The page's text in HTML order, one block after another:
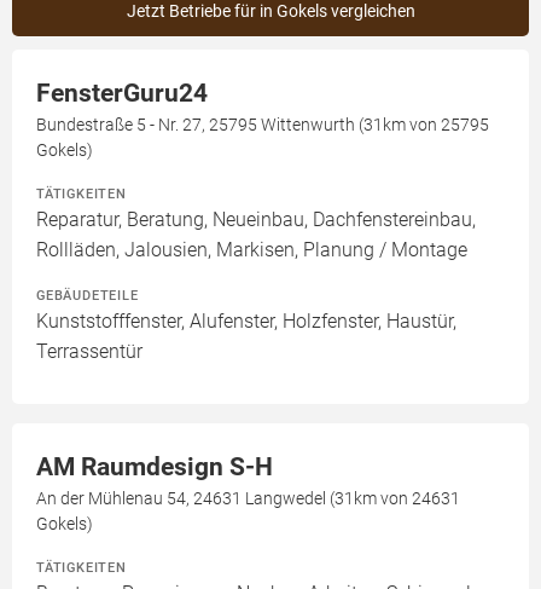
Jetzt Betriebe für in Gokels vergleichen
FensterGuru24
Bundestraße 5 - Nr. 27, 25795 Wittenwurth (31km von 25795
Gokels)
TÄTIGKEITEN
Reparatur, Beratung, Neueinbau, Dachfenstereinbau,
Rollläden, Jalousien, Markisen, Planung / Montage
GEBÄUDETEILE
Kunststofffenster, Alufenster, Holzfenster, Haustür,
Terrassentür
AM Raumdesign S-H
An der Mühlenau 54, 24631 Langwedel (31km von 24631
Gokels)
TÄTIGKEITEN